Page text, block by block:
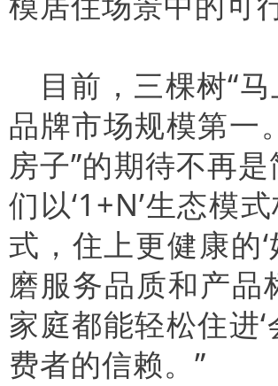
目前，三棵树“
品牌市场规模第一
房子”的期待不再
们以‘1+N’生态模
式，住上更健康的
磨服务品质和产
家庭都能轻松住进
费者的信赖。”